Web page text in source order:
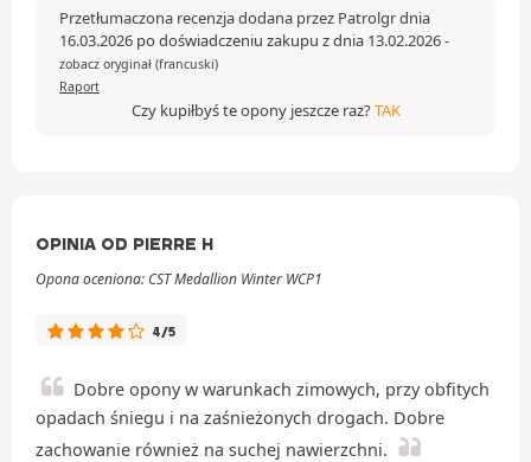
Przetłumaczona recenzja dodana przez Patrolgr dnia
16.03.2026 po doświadczeniu zakupu z dnia 13.02.2026-
zobacz oryginał (francuski)
Raport
Czy kupiłbyś te opony jeszcze raz?TAK
OPINIA OD PIERRE H
Opona oceniona: CST Medallion Winter WCP1
4/5
Dobre opony w warunkach zimowych, przy obfitych
opadach śniegu i na zaśnieżonych drogach. Dobre
zachowanie również na suchej nawierzchni.